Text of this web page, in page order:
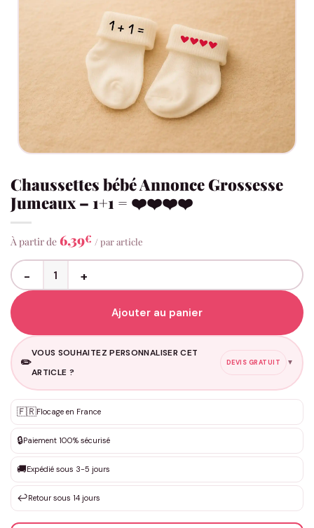
Chaussettes bébé Annonce Grossesse
Jumeaux – 1+1 = ❤️❤️❤️❤️
À partir de 6,39€ / par article
quantité de Chaussettes bébé Annonce Grossesse Jumeaux -
Ajouter au panier
✏️
VOUS SOUHAITEZ PERSONNALISER CET
ARTICLE ?
DEVIS GRATUIT ▼
✨ Personnalisation sur mesure
Votre texte / idée*
🇫🇷Flocage en France
🔒Paiement 100% sécurisé
🚚Expédié sous 3-5 jours
↩️Retour sous 14 jours